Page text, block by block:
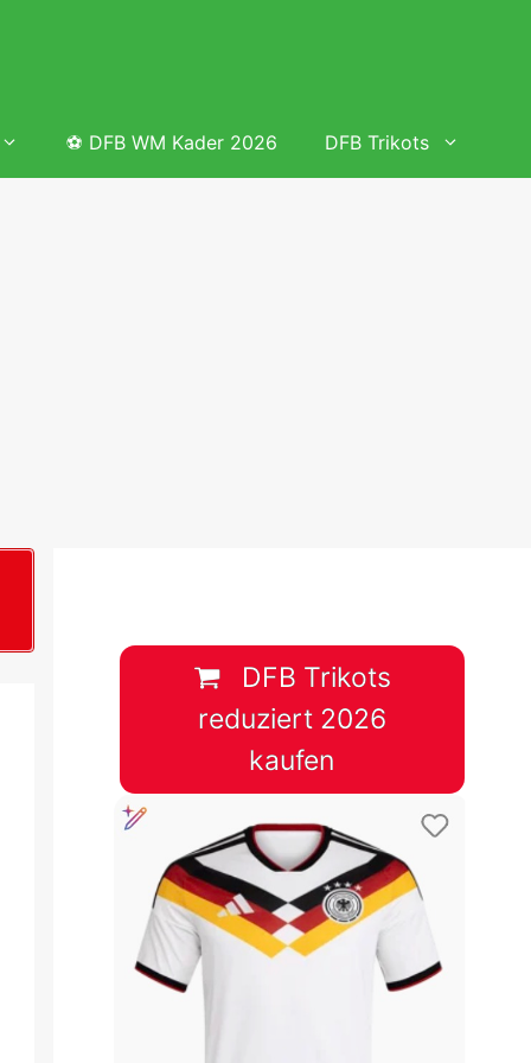
&
&
⚽ DFB WM Kader 2026 DFB Trikots
DFB Trikots
reduziert 2026
kaufen